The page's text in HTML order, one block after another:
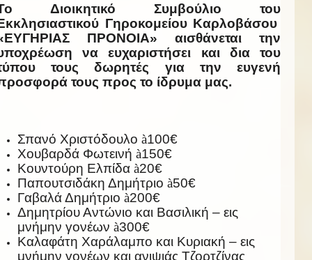
Διοικητικό Συμβούλιο του
Γηροκομείου Καρλοβάσου
ΠΡΟΝΟΙΑ» αισθάνεται την
να ευχαριστήσει και δια του
τους δωρητές για την ευγενή
τους προς το ίδρυμα μας.
Σπανό Χριστόδουλο à100€
Χουβαρδά Φωτεινή à150€
Κουντούρη Ελπίδα à20€
Παπουτσιδάκη Δημήτριο à50€
Γαβαλά Δημήτριο à200€
Δημητρίου Αντώνιο και Βασιλική – εις
μνήμην γονέων à300€
Καλαφάτη Χαράλαμπο και Κυριακή – εις
μνήμην γονέων και ανιψιάς Τζορτζίνας